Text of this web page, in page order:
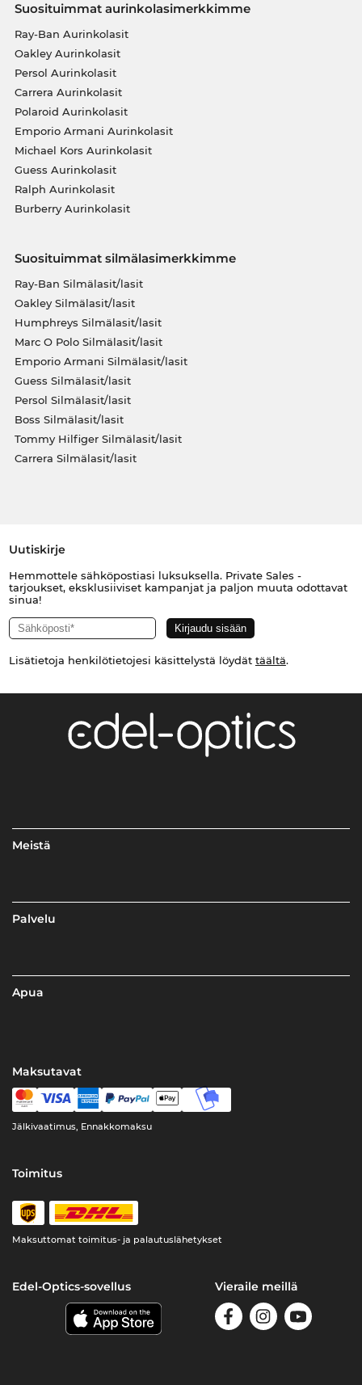
Suosituimmat aurinkolasimerkkimme
Ray-Ban Aurinkolasit
Oakley Aurinkolasit
Persol Aurinkolasit
Carrera Aurinkolasit
Polaroid Aurinkolasit
Emporio Armani Aurinkolasit
Michael Kors Aurinkolasit
Guess Aurinkolasit
Ralph Aurinkolasit
Burberry Aurinkolasit
Suosituimmat silmälasimerkkimme
Ray-Ban Silmälasit/lasit
Oakley Silmälasit/lasit
Humphreys Silmälasit/lasit
Marc O Polo Silmälasit/lasit
Emporio Armani Silmälasit/lasit
Guess Silmälasit/lasit
Persol Silmälasit/lasit
Boss Silmälasit/lasit
Tommy Hilfiger Silmälasit/lasit
Carrera Silmälasit/lasit
Uutiskirje
Hemmottele sähköpostiasi luksuksella. Private Sales -
tarjoukset, eksklusiiviset kampanjat ja paljon muuta odottavat
sinua!
Lisätietoja henkilötietojesi käsittelystä löydät täältä.
Meistä
Palvelu
Apua
Maksutavat
Jälkivaatimus, Ennakkomaksu
Toimitus
Maksuttomat toimitus- ja palautuslähetykset
Edel-Optics-sovellus Vieraile meillä